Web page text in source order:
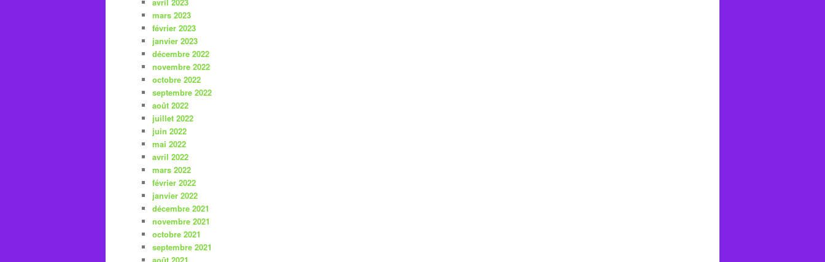
avril 2023
mars 2023
février 2023
janvier 2023
décembre 2022
novembre 2022
octobre 2022
septembre 2022
août 2022
juillet 2022
juin 2022
mai 2022
avril 2022
mars 2022
février 2022
janvier 2022
décembre 2021
novembre 2021
octobre 2021
septembre 2021